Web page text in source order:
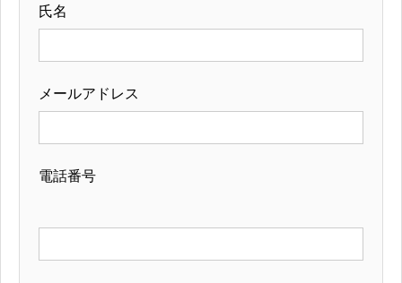
氏名
メールアドレス
電話番号